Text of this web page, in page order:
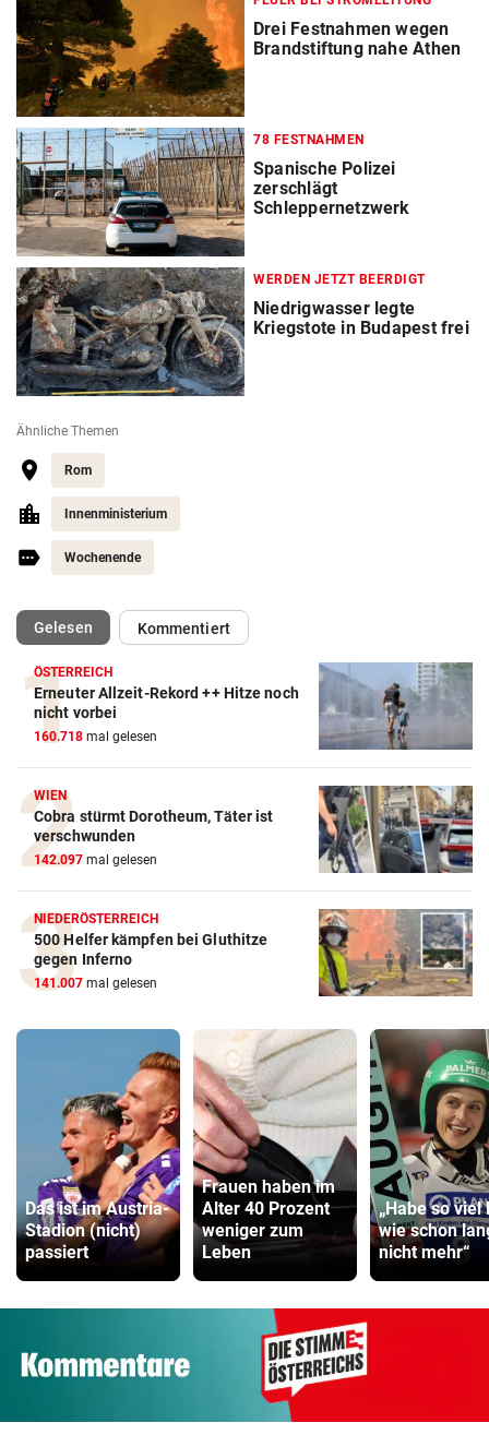
Drei Festnahmen wegen
Brandstiftung nahe Athen
78 FESTNAHMEN
Spanische Polizei
zerschlägt
Schleppernetzwerk
WERDEN JETZT BEERDIGT
Niedrigwasser legte
Kriegstote in Budapest frei
Ähnliche Themen
Rom
Innenministerium
Wochenende
Gelesen(ausgewählt)Kommentiert
ÖSTERREICH
Erneuter Allzeit-Rekord ++ Hitze noch
nicht vorbei
160.718 mal gelesen
WIEN
Cobra stürmt Dorotheum, Täter ist
verschwunden
142.097 mal gelesen
NIEDERÖSTERREICH
500 Helfer kämpfen bei Gluthitze
gegen Inferno
141.007 mal gelesen
Das ist im Austria-
Stadion (nicht)
passiert
Frauen haben im
Alter 40 Prozent
weniger zum
Leben
„Habe so viel
wie schon
nicht mehr“